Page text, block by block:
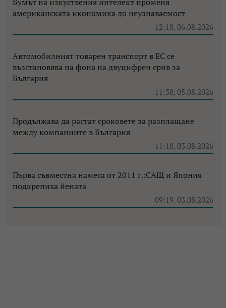
американската икономика до неузнаваемост
12:18, 06.08.2026
Автомобилният товарен транспорт в ЕС се
възстановява на фона на двуцифрен срив за
България
11:38, 05.08.2026
Продължава да растат сроковете за разплащане
между компаниите в България
11:18, 03.08.2026
Първа съвместна намеса от 2011 г.:САЩ и Япония
подкрепиха йената
09:19, 03.08.2026